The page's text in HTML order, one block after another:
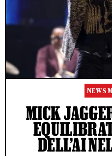
NEWS
MICK
DELL’AI